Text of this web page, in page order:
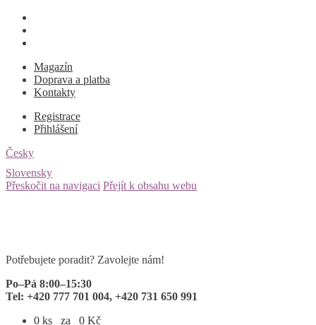
Magazín
Doprava a platba
Kontakty
Registrace
Přihlášení
Česky
Slovensky
Přeskočit na navigaci Přejít k obsahu webu
Tel: +420 777 701 004, +420 731 650 991
0 ks za0Kč